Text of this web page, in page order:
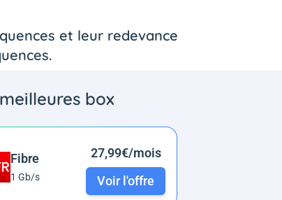
et leur redevance
box
Fibre
1 Gb/s
27,99€/mois
Voir l'offre